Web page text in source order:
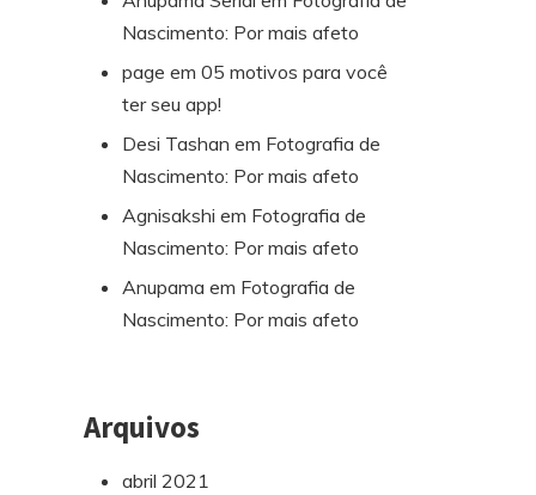
Nascimento: Por mais afeto
page em 05 motivos para você
ter seu app!
Desi Tashan em Fotografia de
Nascimento: Por mais afeto
Agnisakshi em Fotografia de
Nascimento: Por mais afeto
Anupama em Fotografia de
Nascimento: Por mais afeto
Arquivos
abril 2021